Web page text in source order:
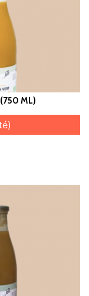
(750 ML)